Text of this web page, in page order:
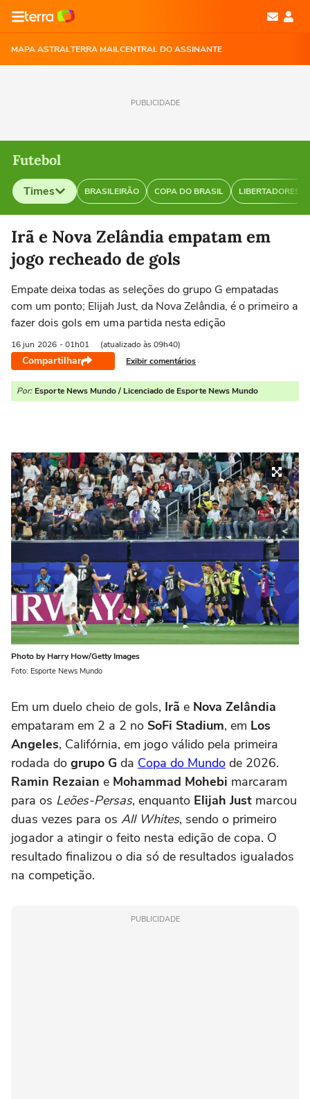
MAPA ASTRALTERRA MAILCENTRAL DO ASSINANTE
PUBLICIDADE
Futebol
Times BRASILEIRÃO COPA DO BRASIL LIBERTADORES
Selecione o time para ver as notícias
Irã e Nova Zelândia empatam em
jogo recheado de gols
Empate deixa todas as seleções do grupo G empatadas
com um ponto; Elijah Just, da Nova Zelândia, é o primeiro a
fazer dois gols em uma partida nesta edição
16 jun 2026 - 01h01 (atualizado às 09h40)
Compartilhar Exibir comentários
Por: Esporte News Mundo / Licenciado de Esporte News Mundo
Photo by Harry How/Getty Images
Foto: Esporte News Mundo
Em um duelo cheio de gols, Irã e Nova Zelândia
empataram em 2 a 2 no SoFi Stadium, em Los
Angeles, Califórnia, em jogo válido pela primeira
rodada do grupo G da Copa do Mundo de 2026.
Ramin Rezaian e Mohammad Mohebi marcaram
para os Leões-Persas, enquanto Elijah Just marcou
duas vezes para os All Whites, sendo o primeiro
jogador a atingir o feito nesta edição de copa. O
resultado finalizou o dia só de resultados igualados
na competição.
PUBLICIDADE